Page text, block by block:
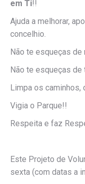
em Ti!!
Ajuda a melhorar,
concelhio.
Não te esqueças de
Não te esqueças
Limpa os caminhos,
Vigia o Parque!!
Respeita e faz
Este Projeto de
sexta (com datas a